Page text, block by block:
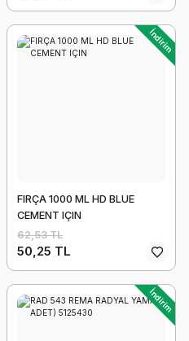
İndirim
FIRÇA 1000 ML HD BLUE
CEMENT IÇIN
62,53 TL
50,25 TL
İndirim